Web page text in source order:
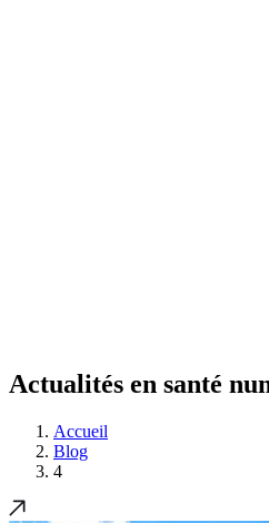
Actualités en santé
Accueil
Blog
4